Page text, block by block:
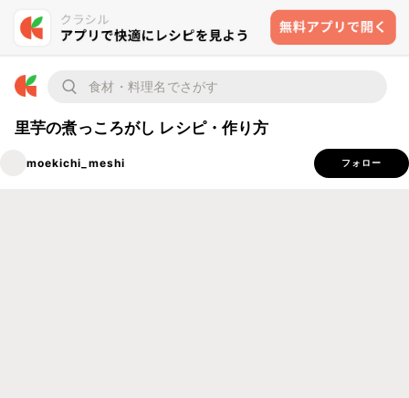
里芋の煮っころがし レシピ・作り方
moekichi_meshi フォロー